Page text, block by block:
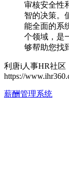
审核安全性
智的决策。
能全面的系
个领域，是
够帮助您找
利唐i人事HR社区
https://
薪酬管理系统